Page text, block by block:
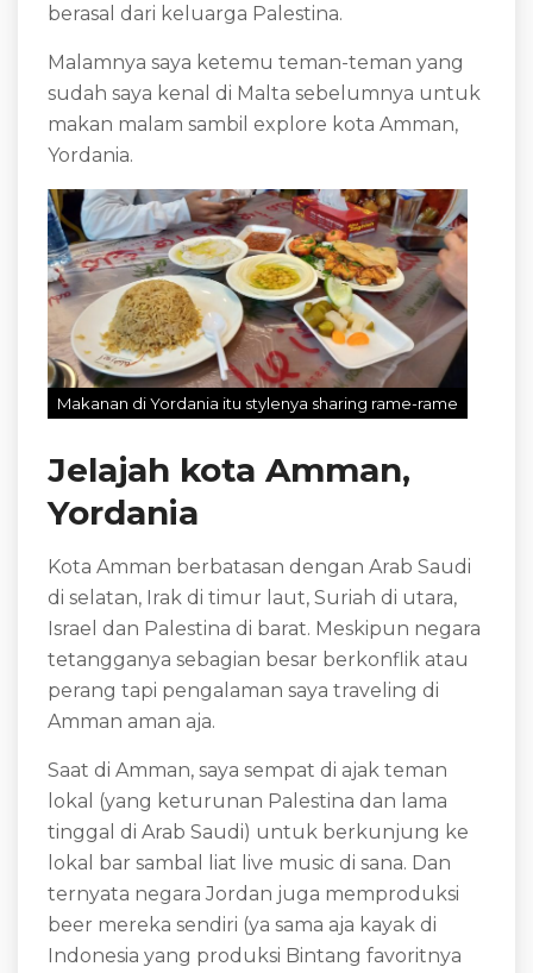
berasal dari keluarga Palestina.
Malamnya saya ketemu teman-teman yang
sudah saya kenal di Malta sebelumnya untuk
makan malam sambil explore kota Amman,
Yordania.
Makanan di Yordania itu stylenya sharing rame-rame
Jelajah kota Amman,
Yordania
Kota Amman berbatasan dengan Arab Saudi
di selatan, Irak di timur laut, Suriah di utara,
Israel dan Palestina di barat. Meskipun negara
tetangganya sebagian besar berkonflik atau
perang tapi pengalaman saya traveling di
Amman aman aja.
Saat di Amman, saya sempat di ajak teman
lokal (yang keturunan Palestina dan lama
tinggal di Arab Saudi) untuk berkunjung ke
lokal bar sambal liat live music di sana. Dan
ternyata negara Jordan juga memproduksi
beer mereka sendiri (ya sama aja kayak di
Indonesia yang produksi Bintang favoritnya